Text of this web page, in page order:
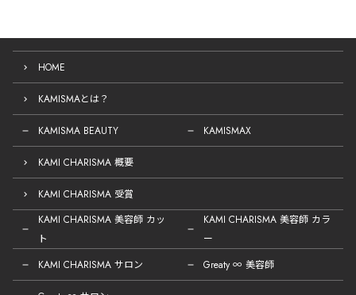
HOME
KAMISMAとは？
KAMISMA BEAUTY KAMISMAX
KAMI CHARISMA 概要
KAMI CHARISMA 受賞
KAMI CHARISMA 美容師 カッ
ト
KAMI CHARISMA 美容師 カラ
ー
KAMI CHARISMA サロン
Greaty ∞ 美容師